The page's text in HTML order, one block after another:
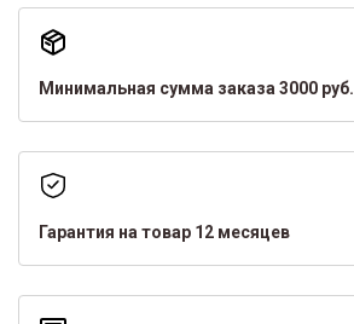
Минимальная сумма заказа 3000 руб.
Гарантия на товар 12 месяцев